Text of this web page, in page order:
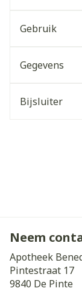
Gebruik
Gegevens
Bijsluiter
Neem
Apotheek
Pintestraat 17
9840 De Pinte